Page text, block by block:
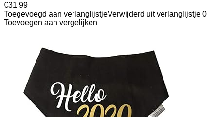
€31.99
Toegevoegd aan verlanglijstjeVerwijderd uit verlanglijstje 0
Toevoegen aan vergelijken